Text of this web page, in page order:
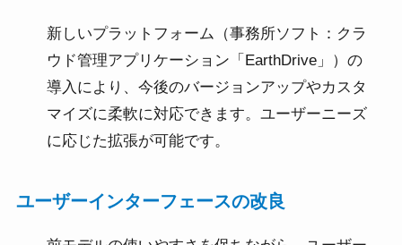
新しいプラットフォーム（事務所ソフト：クラ
ウド管理アプリケーション「EarthDrive」）の
導入により、今後のバージョンアップやカスタ
マイズに柔軟に対応できます。ユーザーニーズ
に応じた拡張が可能です。
ユーザーインターフェースの改良